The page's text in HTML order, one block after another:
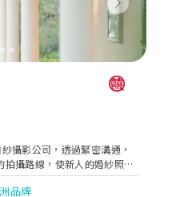
Next
攝影公司，透過緊密溝通，
攝路線，使新人的婚紗照有
全方位的婚嫁服務。位於婚紗
紗攝影及婚紗攝錄等服務。
品牌